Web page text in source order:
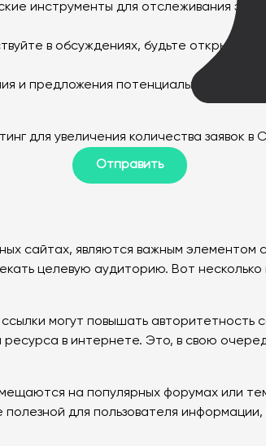
инструменты для отслеживания
в обсуждениях, будьте открыты
и предложения потенциальных
для увеличения количества заявок
сайтах, являются важным элементом
целевую аудиторию. Вот
могут повышать авторитетность
в интернете. Это, в свою
на популярных форумах или
для пользователя информации,